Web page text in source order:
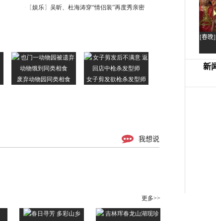
我想说